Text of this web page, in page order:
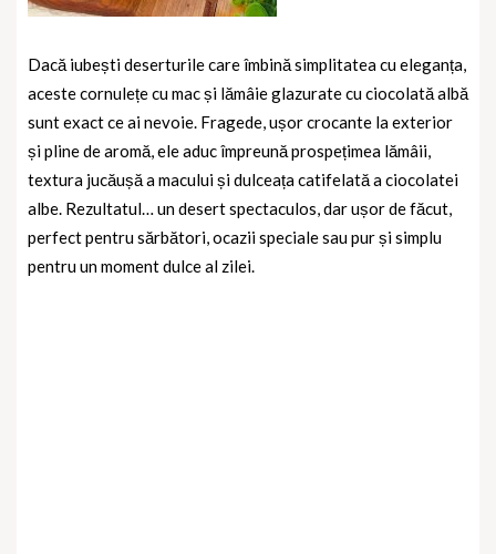
Dacă iubești deserturile care îmbină simplitatea cu eleganța,
acestecornulețe cu mac și lămâie glazurate cu ciocolată albă
sunt exact ce ai nevoie. Fragede, ușor crocante la exterior
și pline de aromă, ele aduc împreună prospețimea lămâii,
textura jucăușă a macului și dulceața catifelată a ciocolatei
albe. Rezultatul… un desert spectaculos, dar ușor de făcut,
perfect pentru sărbători, ocazii speciale sau pur și simplu
pentru un moment dulce al zilei.